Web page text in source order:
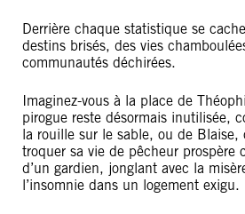
Derrière chaque statistique se
destins brisés, des vies
communautés déchirées.
Imaginez-vous à la place de
pirogue reste désormais inutilisée,
la rouille sur le sable, ou de Blaise,
troquer sa vie de pêcheur prospère
d’un gardien, jonglant avec la
l’insomnie dans un logement exigu.